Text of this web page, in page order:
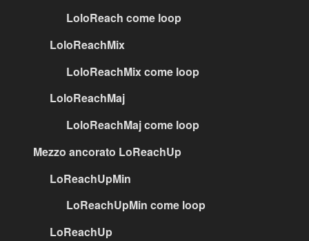
LoloReach come loop
LoloReachMix
LoloReachMix come loop
LoloReachMaj
LoloReachMaj come loop
Mezzo ancorato LoReachUp
LoReachUpMin
LoReachUpMin come loop
LoReachUp